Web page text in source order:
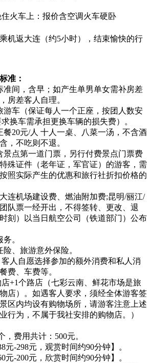
火车上：报价含空调火车硬卧
机返大连（约5小时），结束愉快的行
准：
准间，含早；如产生单男单女需补房差
房差客人自理。
游车（保证每人一个正座，按团人数安
换车需承担更换车辆的损失费）。
餐20元/人 十人一桌、八菜一汤，不含酒
，不吃则不退。
景点第一道门票，另行付费景点门票费
殊证件（老年证，军官证）的游客，需
照实际产生的优惠和旅行社折扣价格的
连机场建设费、燃油附加费;昆明/丽江/
队票一经开出，不得签转、更改、退
刻）以当日航空公司（铁道部门）公布
。
、旅游意外保险。
人自愿选择参加的额外消费和私人消
费、车费等。
+1个路店（七彩云南、鲜花市场是旅
店）。如遇客人要求，须经全体游客签
区内均设有购物场所，请游客注意上述
行为，不属于我社安排的购物店。）
费用共计：500元。
元-298元，观赏时间约90分钟】。
元-200元，欣赏时间约90分钟】。